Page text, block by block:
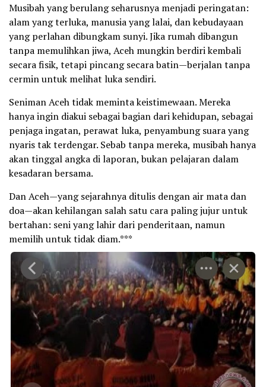
Musibah yang berulang seharusnya menjadi peringatan:
alam yang terluka, manusia yang lalai, dan kebudayaan
yang perlahan dibungkam sunyi. Jika rumah dibangun
tanpa memulihkan jiwa, Aceh mungkin berdiri kembali
secara fisik, tetapi pincang secara batin—berjalan tanpa
cermin untuk melihat luka sendiri.
Seniman Aceh tidak meminta keistimewaan. Mereka
hanya ingin diakui sebagai bagian dari kehidupan, sebagai
penjaga ingatan, perawat luka, penyambung suara yang
nyaris tak terdengar. Sebab tanpa mereka, musibah hanya
akan tinggal angka di laporan, bukan pelajaran dalam
kesadaran bersama.
Dan Aceh—yang sejarahnya ditulis dengan air mata dan
doa—akan kehilangan salah satu cara paling jujur untuk
bertahan: seni yang lahir dari penderitaan, namun
memilih untuk tidak diam.***